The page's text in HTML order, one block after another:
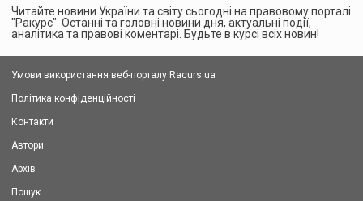
Читайте новини України та світу сьогодні на правовому порталі
"Ракурс". Останні та головні новини дня, актуальні події,
аналітика та правові коментарі. Будьте в курсі всіх новин!
Умови використання веб-порталу Racurs.ua
Політика конфіденційності
Контакти
Автори
Архів
Пошук